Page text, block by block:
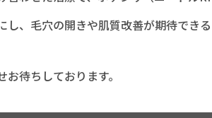
、毛穴の開きや肌質改善が期待でき
待ちしております。